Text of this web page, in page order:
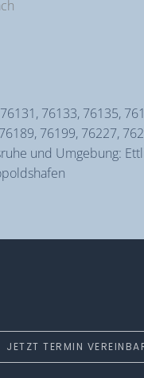
76133, 76135,
76199, 76227,
und Umgebung:
JETZT TERMIN